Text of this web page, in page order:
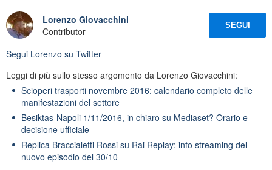
Lorenzo Giovacchini
Contributor
SEGUI
Segui Lorenzo su Twitter
Leggi di più sullo stesso argomento da Lorenzo Giovacchini:
Scioperi trasporti novembre 2016: calendario completo delle
manifestazioni del settore
Besiktas-Napoli 1/11/2016, in chiaro su Mediaset? Orario e
decisione ufficiale
Replica Braccialetti Rossi su Rai Replay: info streaming del
nuovo episodio del 30/10